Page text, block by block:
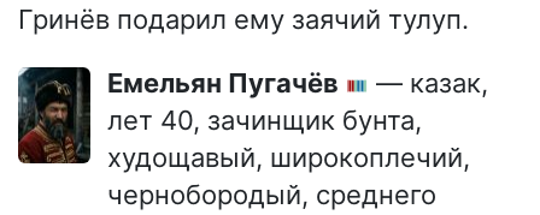
Гринёв подарил ему заячий тулуп.
Емельян Пугачёв
— казак,
лет 40, зачинщик бунта,
худощавый, широкоплечий,
чернобородый, среднего